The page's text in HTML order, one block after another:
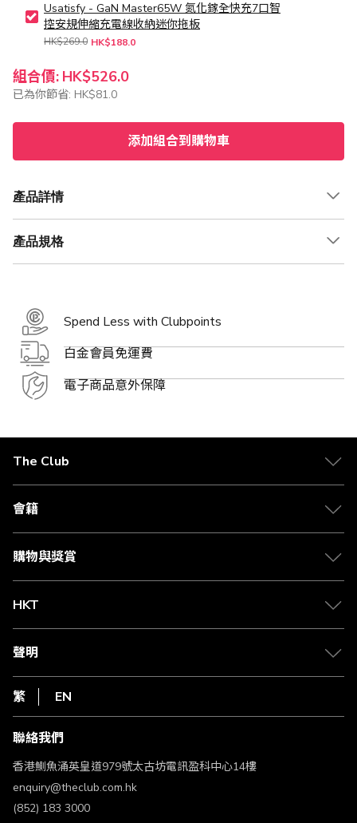
組合價: HK$526.0
已為你節省: HK$81.0
添加組合到購物車
Usatisfy - GaN Master65W 氮化鎵全快充7口智
控安規伸縮充電線收納迷你拖板
HK$269.0 HK$188.0
產品詳情
產品規格
Spend Less with Clubpoints
白金會員免運費
電子商品意外保障
The Club
關於 The Club
合作夥伴
媒體中心
會籍
會籍及專屬禮遇
賺取積分
購物與獎賞
物流與配送
Club Shopping 商品領取站
常見問題
HKT
csl.
1010
HKT
聲明
私隱聲明
使用條款
條款及細則
不歧視及不騷擾聲明
認可牌照及通告
繁 EN
聯絡我們
香港鰂魚涌英皇道979號太古坊電訊盈科中心14樓
enquiry@theclub.com.hk
(852) 183 3000